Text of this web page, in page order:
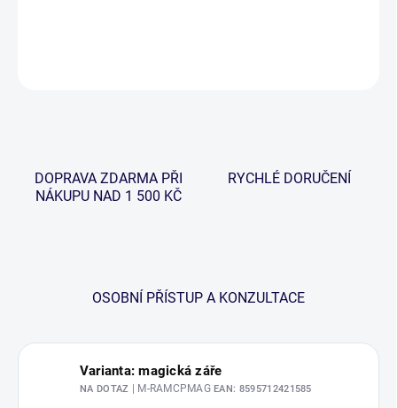
DOPRAVA ZDARMA PŘI
NÁKUPU NAD 1 500 KČ
RYCHLÉ DORUČENÍ
OSOBNÍ PŘÍSTUP A KONZULTACE
Varianta: magická záře
NA DOTAZ | M-RAMCPMAGEAN: 8595712421585